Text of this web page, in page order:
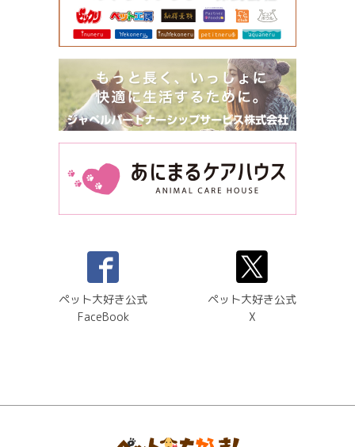
ペット大好き公式
FaceBook
ペット大好き公式
X